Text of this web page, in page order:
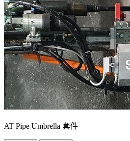
AT Pipe Umbrella 套件